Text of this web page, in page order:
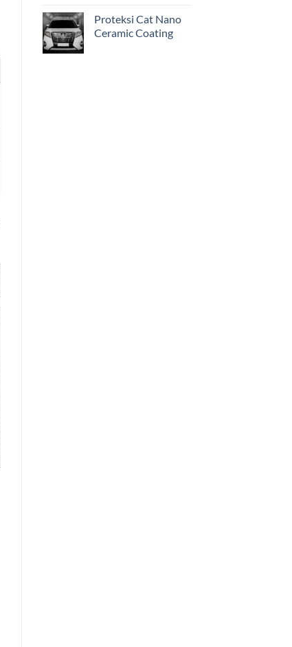
Proteksi Cat Nano
Ceramic Coating